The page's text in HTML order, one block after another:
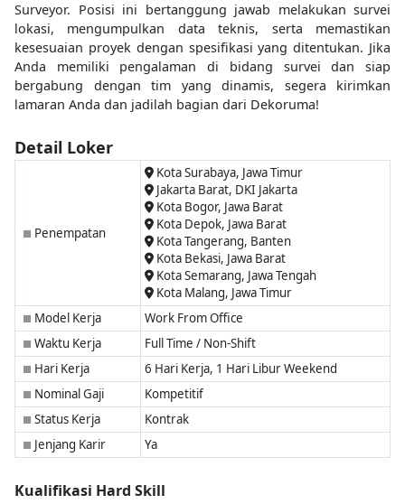
Surveyor. Posisi ini bertanggung jawab melakukan survei
lokasi, mengumpulkan data teknis, serta memastikan
kesesuaian proyek dengan spesifikasi yang ditentukan. Jika
Anda memiliki pengalaman di bidang survei dan siap
bergabung dengan tim yang dinamis, segera kirimkan
lamaran Anda dan jadilah bagian dari Dekoruma!
Detail Loker
■ Penempatan
Kota Surabaya, Jawa Timur
Jakarta Barat, DKI Jakarta
Kota Bogor, Jawa Barat
Kota Depok, Jawa Barat
Kota Tangerang, Banten
Kota Bekasi, Jawa Barat
Kota Semarang, Jawa Tengah
Kota Malang, Jawa Timur
■ Model Kerja Work From Office
■ Waktu Kerja Full Time / Non-Shift
■ Hari Kerja 6 Hari Kerja, 1 Hari Libur Weekend
■ Nominal Gaji Kompetitif
■ Status Kerja Kontrak
■ Jenjang Karir Ya
Kualifikasi Hard Skill